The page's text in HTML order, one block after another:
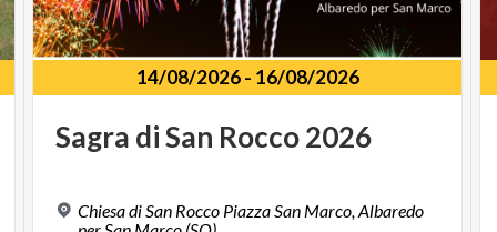
14/08/2026- 16/08/2026
Sagra diSan Rocco2026
Chiesa di San Rocco Piazza San Marco, Albaredo